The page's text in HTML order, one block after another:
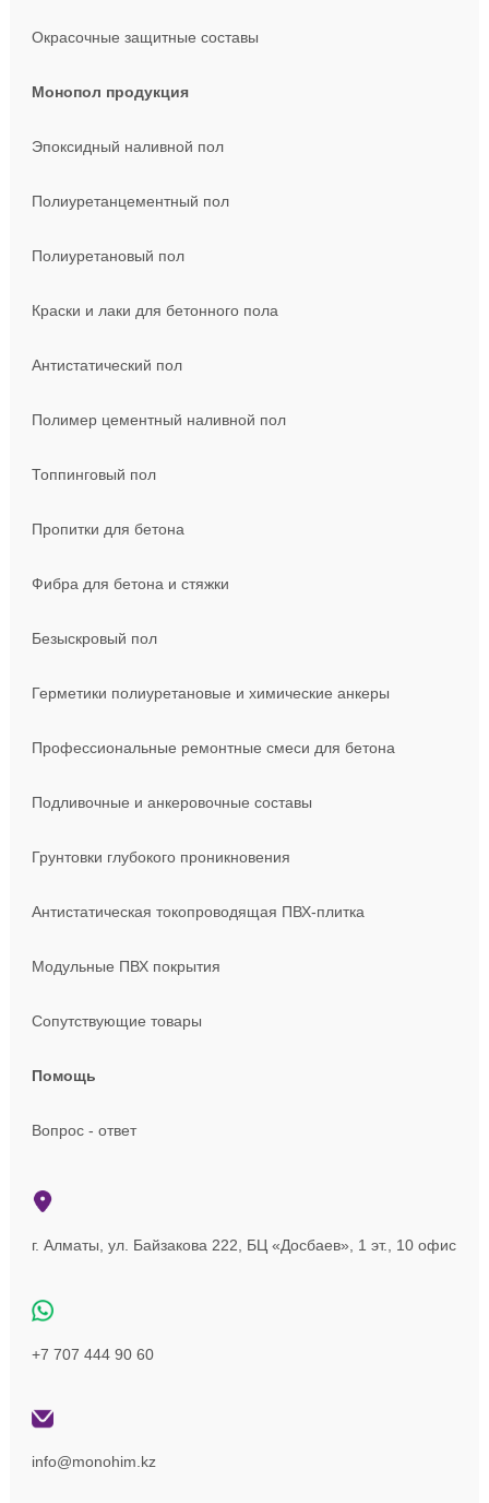
Окрасочные защитные составы
Монопол продукция
Эпоксидный наливной пол
Полиуретанцементный пол
Полиуретановый пол
Краски и лаки для бетонного пола
Антистатический пол
Полимер цементный наливной пол
Топпинговый пол
Пропитки для бетона
Фибра для бетона и стяжки
Безыскровый пол
Герметики полиуретановые и химические анкеры
Профессиональные ремонтные смеси для бетона
Подливочные и анкеровочные составы
Грунтовки глубокого проникновения
Антистатическая токопроводящая ПВХ-плитка
Модульные ПВХ покрытия
Сопутствующие товары
Помощь
Вопрос - ответ
г. Алматы, ул. Байзакова 222, БЦ «Досбаев», 1 эт., 10 офис
+7 707 444 90 60
info@monohim.kz